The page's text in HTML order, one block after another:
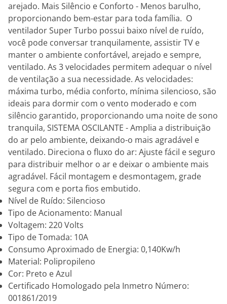
arejado. Mais Silêncio e Conforto - Menos barulho,
proporcionando bem-estar para toda família. O
ventilador Super Turbo possui baixo nível de ruído,
você pode conversar tranquilamente, assistir TV e
manter o ambiente confortável, arejado e sempre,
ventilado. As 3 velocidades permitem adequar o nível
de ventilação a sua necessidade. As velocidades:
máxima turbo, média conforto, mínima silencioso, são
ideais para dormir com o vento moderado e com
silêncio garantido, proporcionando uma noite de sono
tranquila, SISTEMA OSCILANTE - Amplia a distribuição
do ar pelo ambiente, deixando-o mais agradável e
ventilado. Direciona o fluxo do ar: Ajuste fácil e seguro
para distribuir melhor o ar e deixar o ambiente mais
agradável. Fácil montagem e desmontagem, grade
segura com e porta fios embutido.
Nível de Ruído: Silencioso
Tipo de Acionamento: Manual
Voltagem: 220 Volts
Tipo de Tomada: 10A
Consumo Aproximado de Energia: 0,140Kw/h
Material: Polipropileno
Cor: Preto e Azul
Certificado Homologado pela Inmetro Número:
001861/2019